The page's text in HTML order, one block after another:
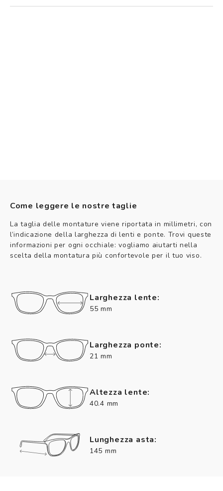
Come leggere le nostre taglie
La taglia delle montature viene riportata in millimetri, con
l’indicazione della larghezza di lenti e ponte. Trovi queste
informazioni per ogni occhiale: vogliamo aiutarti nella
scelta della montatura più confortevole per il tuo viso.
Larghezza lente:
55 mm
Larghezza ponte:
21 mm
Altezza lente:
40.4 mm
Lunghezza asta:
145 mm